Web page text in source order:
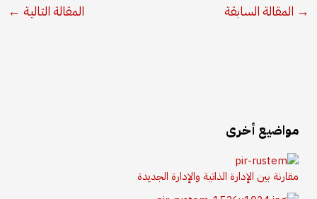
→ المقالة السابقة المقالة التالية ←
مواضيع أخرى
مقارنة بين الإدارة الذاتية والإدارة الجديدة